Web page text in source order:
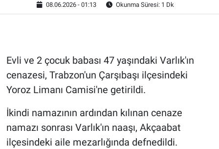
08.06.2026 - 01:13 Okunma Süresi: 1 Dk
Evli ve 2 çocuk babası 47 yaşındaki Varlık'ın
cenazesi, Trabzon'un Çarşıbaşı ilçesindeki
Yoroz Limanı Camisi'ne getirildi.
İkindi namazının ardından kılınan cenaze
namazı sonrası Varlık'ın naaşı, Akçaabat
ilçesindeki aile mezarlığında defnedildi.
EKONOMİ
ÇEVRE
HABERDE İNSAN
POLİTİKA
SPOR